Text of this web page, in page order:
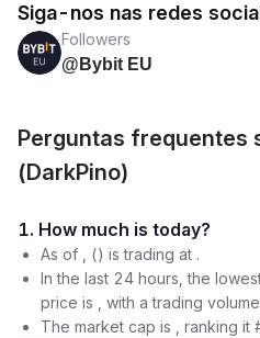
Siga-nos nas redes
Followers
@Bybit EU
Perguntas frequentes
(DarkPino)
1. How much is today?
As of , () is trading at .
In the last 24 hours, the
price is , with a trading
The market cap is , ranking it